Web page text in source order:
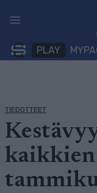
sisältöön
PLAY
TIEDOTTEET